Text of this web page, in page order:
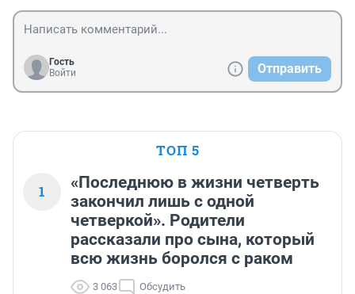
Гость
Войти
Отправить
ТОП 5
1
«Последнюю в жизни четверть
закончил лишь с одной
четверкой». Родители
рассказали про сына, который
всю жизнь боролся с раком
3 063 Обсудить